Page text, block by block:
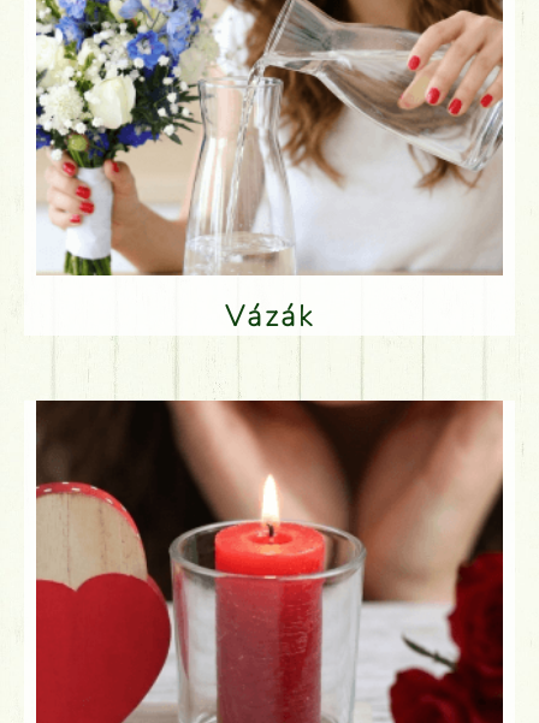
Vázák